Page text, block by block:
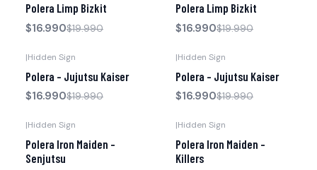
Polera Limp Bizkit
$16.990$19.990
Polera Limp Bizkit
$16.990$19.990
|Hidden Sign
Polera - Jujutsu Kaiser
$16.990$19.990
|Hidden Sign
Polera - Jujutsu Kaiser
$16.990$19.990
|Hidden Sign
Polera Iron Maiden -
Senjutsu
|Hidden Sign
Polera Iron Maiden -
Killers